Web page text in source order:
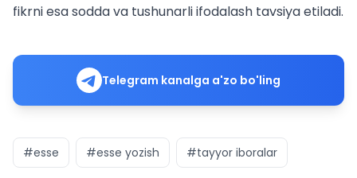
fikrni esa sodda va tushunarli ifodalash tavsiya etiladi.
Telegram kanalga a'zo bo'ling
#esse #esse yozish #tayyor iboralar